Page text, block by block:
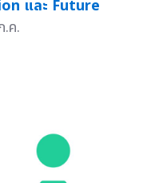
และ Future
.ค.